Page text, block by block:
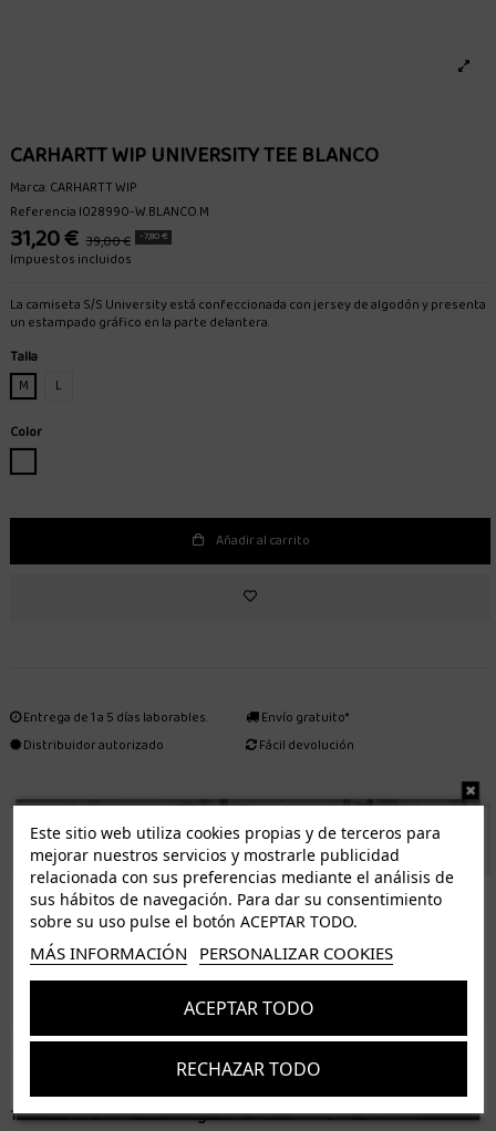
CARHARTT WIP UNIVERSITY TEE BLANCO
Marca:CARHARTT WIP
ReferenciaI028990-W.BLANCO.M
31,20 € 39,00 € -7,80 €
Impuestos incluidos
La camiseta S/S University está confeccionada con jersey de algodón y presenta
un estampado gráfico en la parte delantera.
Talla
M
L
Color
Añadir al carrito
Entrega de 1 a 5 días laborables.
Distribuidor autorizado
Envío gratuito*
Fácil devolución
ENVÍO GRATUITO *
ISLAS CANARIAS
Tenerife 3.50€. Gratis a partir de 50€
Resto de islas 5€. Gratis a partir de 50€
Entrega de 1 a 5 días laborables. Los pedidos realizados a partir de las 12.00h serán enviados el
16 artículos en la misma categoría:
Este sitio web utiliza cookies propias y de terceros para
mejorar nuestros servicios y mostrarle publicidad
relacionada con sus preferencias mediante el análisis de
sus hábitos de navegación. Para dar su consentimiento
sobre su uso pulse el botón ACEPTAR TODO.
MÁS INFORMACIÓN PERSONALIZAR COOKIES
RECHAZAR TODO
ACEPTAR TODO
Suscríbete
Acepto lostérminos y condicionesy lapolítica de privacidad